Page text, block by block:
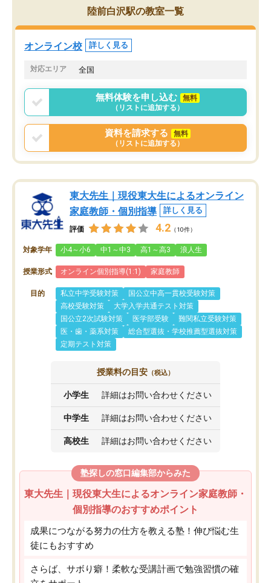
がら頑張って欲しいと思います！
陸前白沢駅の教室一覧
オンライン校 詳しく見る
対応エリア 全国
無料体験を申し込む
無料
（リストに追加する）
資料を請求する
無料
（リストに追加する）
東大先生｜現役東大生によるオンライン
家庭教師・個別指導
詳しく見る
評価 4.2 （10件）
対象学年 小4～小6 中1～中3 高1～高3 浪人生
授業形式 オンライン個別指導(1:1) 家庭教師
目的 私立中学受験対策
国公立中高一貫校受験対策
高校受験対策
大学入学共通テスト対策
国公立2次試験対策
医学部受験
難関私立受験対策
医・歯・薬系対策
総合型選抜・学校推薦型選抜対策
定期テスト対策
授業料の目安 （税込）
小学生 詳細はお問い合わせください
中学生 詳細はお問い合わせください
高校生 詳細はお問い合わせください
塾探しの窓口編集部からみた
東大先生｜現役東大生によるオンライン家庭教師・
個別指導のおすすめポイント
成果につながる努力の仕方を教える塾！伸び悩む生
徒にもおすすめ
さらば、サボり癖！柔軟な受講計画で勉強習慣の確